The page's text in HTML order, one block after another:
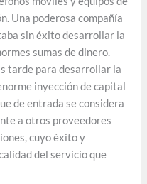
Una poderosa compañía
sin éxito desarrollar la
sumas de dinero.
tarde para desarrollar la
inyección de capital
de entrada se considera
a otros proveedores
cuyo éxito y
del servicio que